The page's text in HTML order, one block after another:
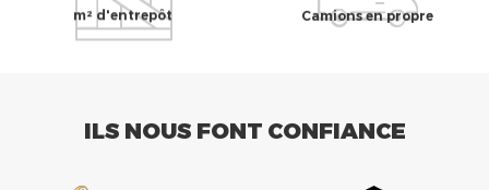
m² d'entrepôt Camions en propre
ILS NOUS FONT CONFIANCE